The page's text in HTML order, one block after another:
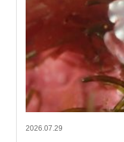
2026.07.29